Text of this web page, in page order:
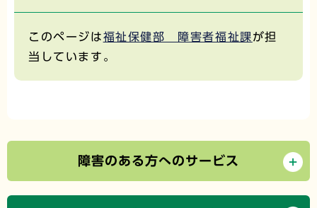
このページは福祉保健部 障害者福祉課が担
当しています。
障害のある方へのサービス